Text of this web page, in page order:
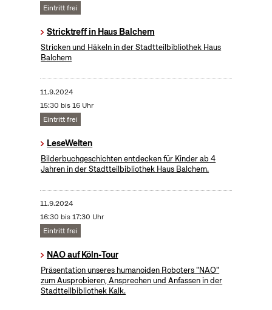
Eintritt frei
Stricktreff in Haus Balchem
Stricken und Häkeln in der Stadtteilbibliothek Haus
Balchem
11.9.2024
15:30 bis 16 Uhr
Eintritt frei
LeseWelten
Bilderbuchgeschichten entdecken für Kinder ab 4
Jahren in der Stadtteilbibliothek Haus Balchem.
11.9.2024
16:30 bis 17:30 Uhr
Eintritt frei
NAO auf Köln-Tour
Präsentation unseres humanoiden Roboters "NAO"
zum Ausprobieren, Ansprechen und Anfassen in der
Stadtteilbibliothek Kalk.